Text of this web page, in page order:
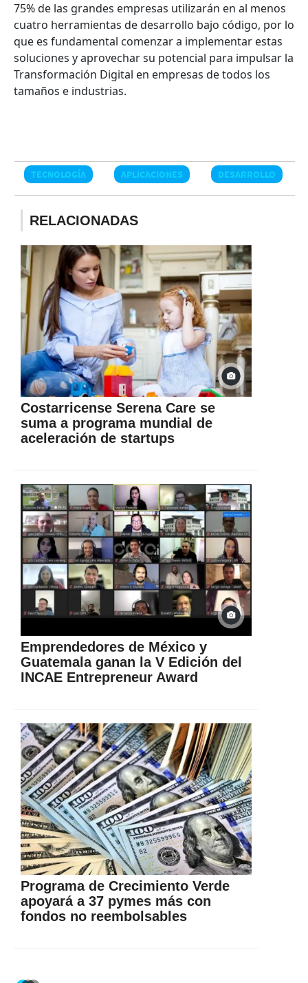
75% de las grandes empresas utilizarán en al menos
cuatro herramientas de desarrollo bajo código, por lo
que es fundamental comenzar a implementar estas
soluciones y aprovechar su potencial para impulsar la
Transformación Digital en empresas de todos los
tamaños e industrias.
TECNOLOGÍA APLICACIONES DESARROLLO
RELACIONADAS
Costarricense Serena Care se
suma a programa mundial de
aceleración de startups
Emprendedores de México y
Guatemala ganan la V Edición del
INCAE Entrepreneur Award
Programa de Crecimiento Verde
apoyará a 37 pymes más con
fondos no reembolsables